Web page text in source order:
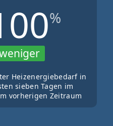
%
Heizenergiebedarf in
sieben Tagen im
vorherigen Zeitraum